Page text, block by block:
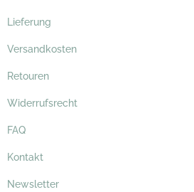
Lieferung
Versandkosten
Retouren
Widerrufsrecht
FAQ
Kontakt
Newsletter